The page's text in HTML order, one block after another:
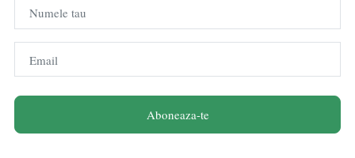
Numele tau
Email
Aboneaza-te